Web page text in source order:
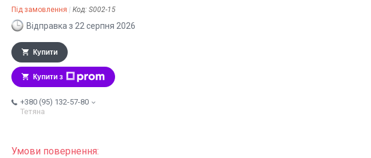
Під замовлення Код: S002-15
Відправка з 22 серпня 2026
Купити
Купити з
+380 (95) 132-57-80
Тетяна